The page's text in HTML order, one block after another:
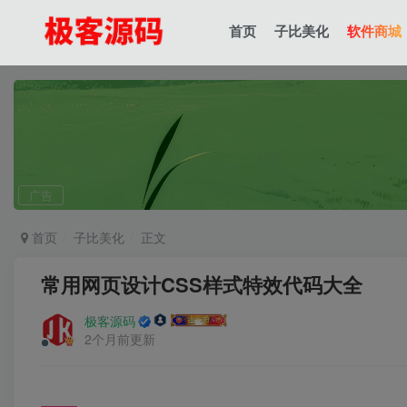
首页 子比美化 软件商城
广告
首页 子比美化 正文
常用网页设计CSS样式特效代码大全
极客源码
2个月前更新